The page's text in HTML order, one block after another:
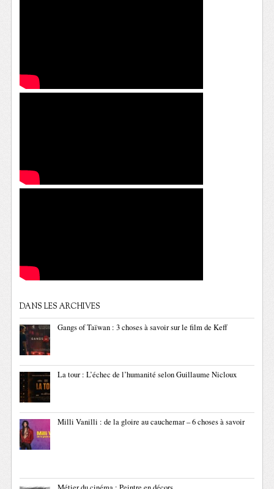
DANS LES ARCHIVES
Gangs of Taïwan : 3 choses à savoir sur le film de Keff
La tour : L’échec de l’humanité selon Guillaume Nicloux
Milli Vanilli : de la gloire au cauchemar – 6 choses à savoir